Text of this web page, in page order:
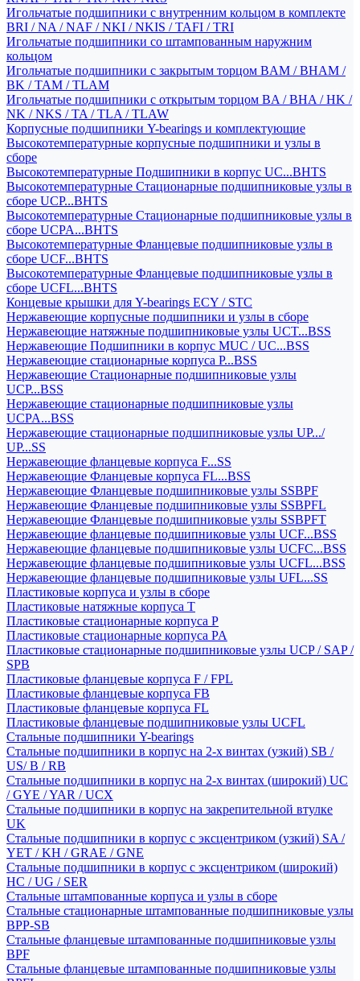
Игольчатые подшипники с внутренним кольцом в комплекте
BRI / NA / NAF / NKI / NKIS / TAFI / TRI
Игольчатые подшипники со штампованным наружним
кольцом
Игольчатые подшипники с закрытым торцом BAM / BHAM /
BK / TAM / TLAM
Игольчатые подшипники с открытым торцом BA / BHA / HK /
NK / NKS / TA / TLA / TLAW
Корпусные подшипники Y-bearings и комплектующие
Высокотемпературные корпусные подшипники и узлы в
сборе
Высокотемпературные Подшипники в корпус UC...BHTS
Высокотемпературные Стационарные подшипниковые узлы в
сборе UCP...BHTS
Высокотемпературные Стационарные подшипниковые узлы в
сборе UCPA...BHTS
Высокотемпературные Фланцевые подшипниковые узлы в
сборе UCF...BHTS
Высокотемпературные Фланцевые подшипниковые узлы в
сборе UCFL...BHTS
Концевые крышки для Y-bearings ECY / STC
Нержавеющие корпусные подшипники и узлы в сборе
Нержавеющие натяжные подшипниковые узлы UCT...BSS
Нержавеющие Подшипники в корпус MUC / UC...BSS
Нержавеющие стационарные корпуса P...BSS
Нержавеющие Стационарные подшипниковые узлы
UCP...BSS
Нержавеющие стационарные подшипниковые узлы
UCPA...BSS
Нержавеющие стационарные подшипниковые узлы UP.../
UP...SS
Нержавеющие фланцевые корпуса F...SS
Нержавеющие Фланцевые корпуса FL...BSS
Нержавеющие Фланцевые подшипниковые узлы SSBPF
Нержавеющие Фланцевые подшипниковые узлы SSBPFL
Нержавеющие Фланцевые подшипниковые узлы SSBPFT
Нержавеющие фланцевые подшипниковые узлы UCF...BSS
Нержавеющие фланцевые подшипниковые узлы UCFC...BSS
Нержавеющие фланцевые подшипниковые узлы UCFL...BSS
Нержавеющие фланцевые подшипниковые узлы UFL...SS
Пластиковые корпуса и узлы в сборе
Пластиковые натяжные корпуса T
Пластиковые стационарные корпуса P
Пластиковые стационарные корпуса PA
Пластиковые стационарные подшипниковые узлы UCP / SAP /
SPB
Пластиковые фланцевые корпуса F / FPL
Пластиковые фланцевые корпуса FB
Пластиковые фланцевые корпуса FL
Пластиковые фланцевые подшипниковые узлы UCFL
Стальные подшипники Y-bearings
Стальные подшипники в корпус на 2-х винтах (узкий) SB /
US/ B / RB
Стальные подшипники в корпус на 2-х винтах (широкий) UC
/ GYE / YAR / UCX
Стальные подшипники в корпус на закрепительной втулке
UK
Стальные подшипники в корпус с эксцентриком (узкий) SA /
YET / KH / GRAE / GNE
Стальные подшипники в корпус с эксцентриком (широкий)
HC / UG / SER
Стальные штампованные корпуса и узлы в сборе
Стальные стационарные штампованные подшипниковые узлы
BPP-SB
Стальные фланцевые штампованные подшипниковые узлы
BPF
Стальные фланцевые штампованные подшипниковые узлы